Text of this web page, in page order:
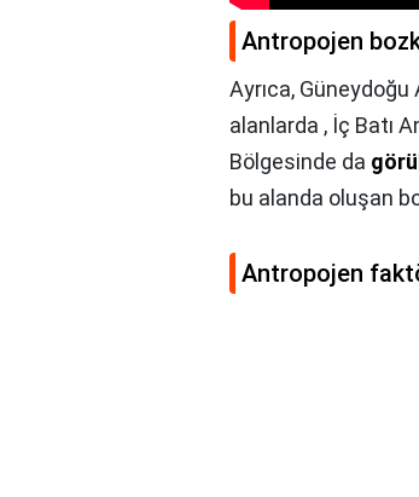
Antropojen
Ayrıca,
alanlarda , İç Batı
Bölgesinde da
bu alanda oluşan
Antropojen